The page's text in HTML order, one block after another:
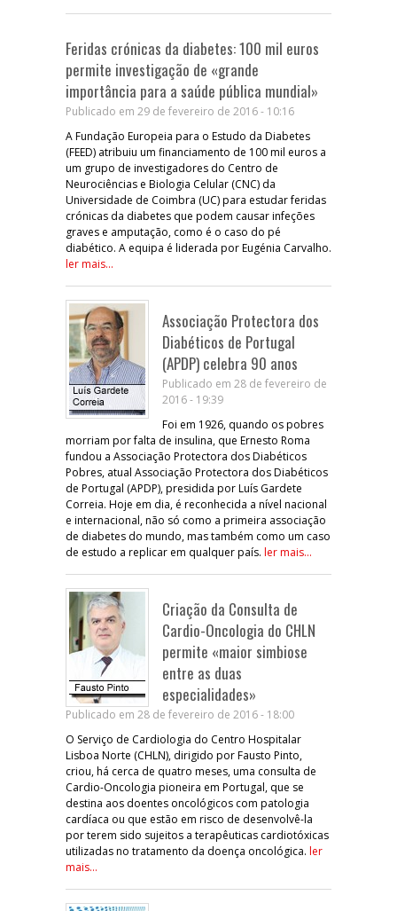
Feridas crónicas da diabetes: 100 mil euros
permite investigação de «grande
importância para a saúde pública mundial»
Publicado em 29 de fevereiro de 2016 - 10:16
A Fundação Europeia para o Estudo da Diabetes
(FEED) atribuiu um financiamento de 100 mil euros a
um grupo de investigadores do Centro de
Neurociências e Biologia Celular (CNC) da
Universidade de Coimbra (UC) para estudar feridas
crónicas da diabetes que podem causar infeções
graves e amputação, como é o caso do pé
diabético. A equipa é liderada por Eugénia Carvalho.
ler mais...
Associação Protectora dos
Diabéticos de Portugal
(APDP) celebra 90 anos
Publicado em 28 de fevereiro de
2016 - 19:39
Foi em 1926, quando os pobres
morriam por falta de insulina, que Ernesto Roma
fundou a Associação Protectora dos Diabéticos
Pobres, atual Associação Protectora dos Diabéticos
de Portugal (APDP), presidida por Luís Gardete
Correia. Hoje em dia, é reconhecida a nível nacional
e internacional, não só como a primeira associação
de diabetes do mundo, mas também como um caso
de estudo a replicar em qualquer país. ler mais...
Criação da Consulta de
Cardio-Oncologia do CHLN
permite «maior simbiose
entre as duas
especialidades»
Publicado em 28 de fevereiro de 2016 - 18:00
O Serviço de Cardiologia do Centro Hospitalar
Lisboa Norte (CHLN), dirigido por Fausto Pinto,
criou, há cerca de quatro meses, uma consulta de
Cardio-Oncologia pioneira em Portugal, que se
destina aos doentes oncológicos com patologia
cardíaca ou que estão em risco de desenvolvê-la
por terem sido sujeitos a terapêuticas cardiotóxicas
utilizadas no tratamento da doença oncológica. ler
mais...